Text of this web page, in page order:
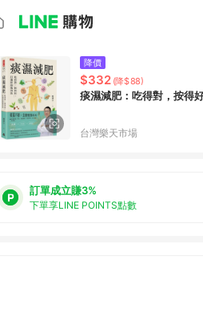
降價
$332 (降$88)
痰濕減肥：吃得對，按得
台灣樂天市場
訂單成立賺3%
下單享LINE POINTS點數